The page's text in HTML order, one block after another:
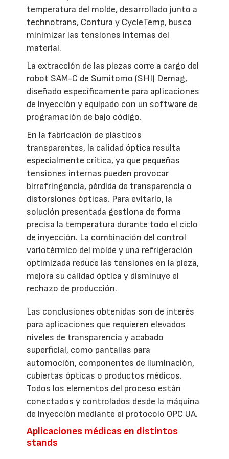
temperatura del molde, desarrollado junto a
technotrans, Contura y CycleTemp, busca
minimizar las tensiones internas del
material.
La extracción de las piezas corre a cargo del
robot SAM-C de Sumitomo (SHI) Demag,
diseñado específicamente para aplicaciones
de inyección y equipado con un software de
programación de bajo código.
En la fabricación de plásticos
transparentes, la calidad óptica resulta
especialmente crítica, ya que pequeñas
tensiones internas pueden provocar
birrefringencia, pérdida de transparencia o
distorsiones ópticas. Para evitarlo, la
solución presentada gestiona de forma
precisa la temperatura durante todo el ciclo
de inyección. La combinación del control
variotérmico del molde y una refrigeración
optimizada reduce las tensiones en la pieza,
mejora su calidad óptica y disminuye el
rechazo de producción.
Las conclusiones obtenidas son de interés
para aplicaciones que requieren elevados
niveles de transparencia y acabado
superficial, como pantallas para
automoción, componentes de iluminación,
cubiertas ópticas o productos médicos.
Todos los elementos del proceso están
conectados y controlados desde la máquina
de inyección mediante el protocolo OPC UA.
Aplicaciones médicas en distintos
stands